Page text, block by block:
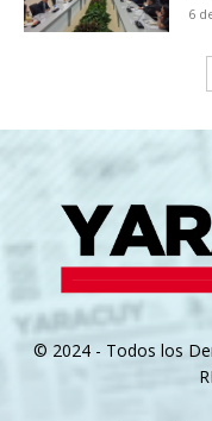
6
© 2024 - Todos los